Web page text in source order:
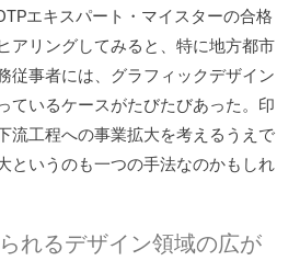
エキスパート・マイスターの合格
アリングしてみると、特に地方都市
従事者には、グラフィックデザイン
ているケースがたびたびあった。印
流工程への事業拡大を考えるうえで
というのも一つの手法なのかもしれ
れるデザイン領域の広が